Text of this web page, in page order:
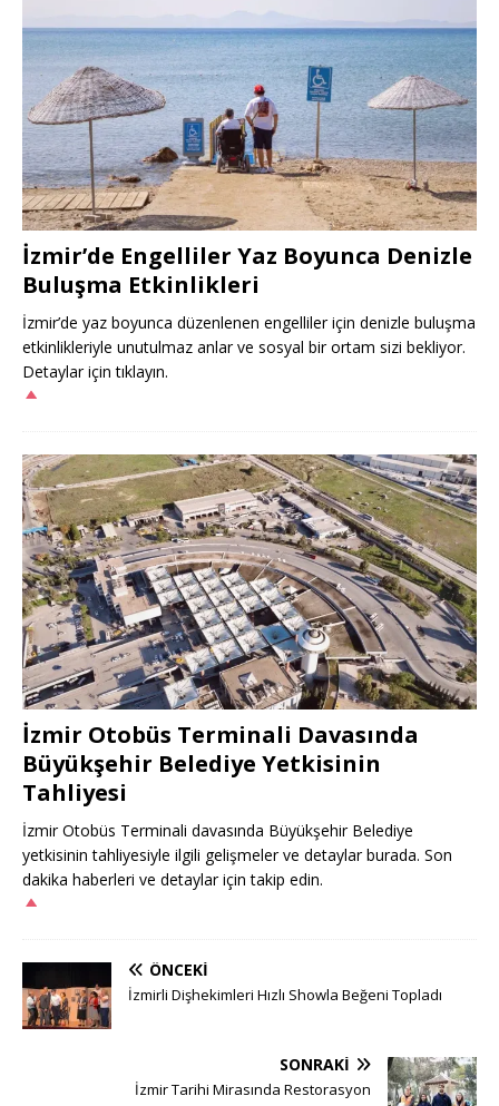
İzmir’de Engelliler Yaz Boyunca Denizle
Buluşma Etkinlikleri
İzmir’de yaz boyunca düzenlenen engelliler için denizle buluşma
etkinlikleriyle unutulmaz anlar ve sosyal bir ortam sizi bekliyor.
Detaylar için tıklayın.
İzmir Otobüs Terminali Davasında
Büyükşehir Belediye Yetkisinin
Tahliyesi
İzmir Otobüs Terminali davasında Büyükşehir Belediye
yetkisinin tahliyesiyle ilgili gelişmeler ve detaylar burada. Son
dakika haberleri ve detaylar için takip edin.
ÖNCEKI
İzmirli Dişhekimleri Hızlı Showla Beğeni Topladı
SONRAKI
İzmir Tarihi Mirasında Restorasyon